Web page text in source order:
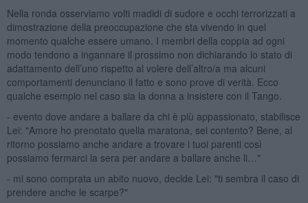
Nella ronda osserviamo volti madidi di sudore e occhi terrorizzati a
dimostrazione della preoccupazione che sta vivendo in quel
momento qualche essere umano. I membri della coppia ad ogni
modo tendono a ingannare il prossimo non dichiarando lo stato di
adattamento dell’uno rispetto al volere dell’altro/a ma alcuni
comportamenti denunciano il fatto e sono prove di verità. Ecco
qualche esempio nel caso sia la donna a insistere con il Tango.
- evento dove andare a ballare da chi è più appassionato, stabilisce
Lei: "Amore ho prenotato quella maratona, sei contento? Bene, al
ritorno possiamo anche andare a trovare i tuoi parenti così
possiamo fermarci la sera per andare a ballare anche li…"
- mi sono comprata un abito nuovo, decide Lei: "ti sembra il caso di
prendere anche le scarpe?"